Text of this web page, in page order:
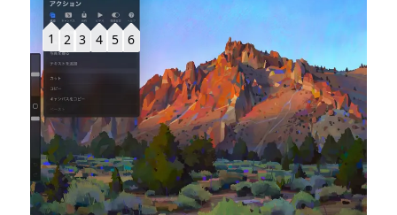
1 2 3 4 5 6